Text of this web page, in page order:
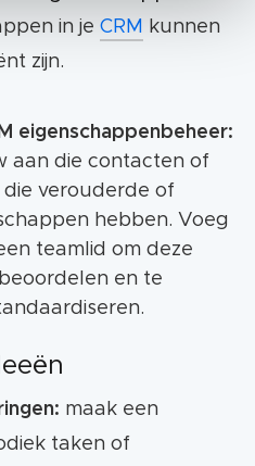
in je CRM
kunnen
zijn.
eigenschappenbeheer:
aan die contacten of
die verouderde of
hebben. Voeg
teamlid om deze
en te
maak een
taken of